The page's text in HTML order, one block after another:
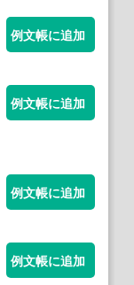
例文帳に追加
例文帳に追加
例文帳に追加
例文帳に追加